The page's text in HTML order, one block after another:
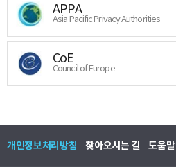
APPA
Asia Pacific Privacy Authorities
CoE
Council of Europe
개인정보처리방침 찾아오시는 길 도움말